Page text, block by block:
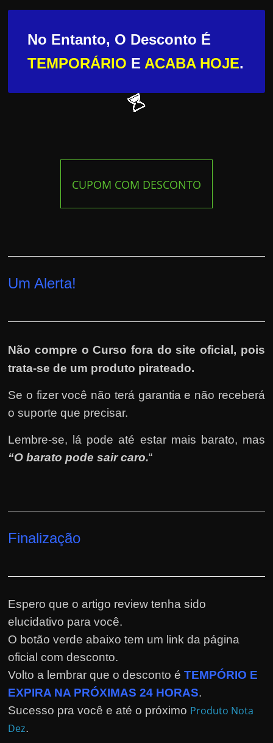
No Entanto, O Desconto É
TEMPORÁRIO E ACABA HOJE.
CUPOM COM DESCONTO
Um Alerta!
Não compre o Curso fora do site oficial, pois
trata-se de um produto pirateado.
Se o fizer você não terá garantia e não receberá
o suporte que precisar.
Lembre-se, lá pode até estar mais barato, mas
“O barato pode sair caro.“
Finalização
Espero que o artigo review tenha sido
elucidativo para você.
O botão verde abaixo tem um link da página
oficial com desconto.
Volto a lembrar que o desconto éTEMPÓRIO E
EXPIRA NA PRÓXIMAS 24 HORAS.
Sucesso pra você e até o próximo Produto Nota
Dez.